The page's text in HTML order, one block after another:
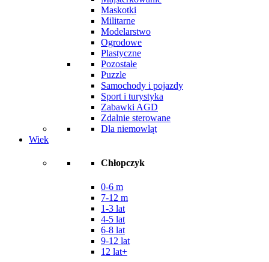
Maskotki
Militarne
Modelarstwo
Ogrodowe
Plastyczne
Pozostałe
Puzzle
Samochody i pojazdy
Sport i turystyka
Zabawki AGD
Zdalnie sterowane
Dla niemowląt
Wiek
Chłopczyk
0-6 m
7-12 m
1-3 lat
4-5 lat
6-8 lat
9-12 lat
12 lat+